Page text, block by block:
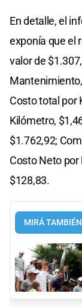
En detalle, el
exponía que el
valor de
Costo total por
Kilómetro,
$1.762,92;
Costo Neto por
$128,83.
MIRÁ TAMBIÉN